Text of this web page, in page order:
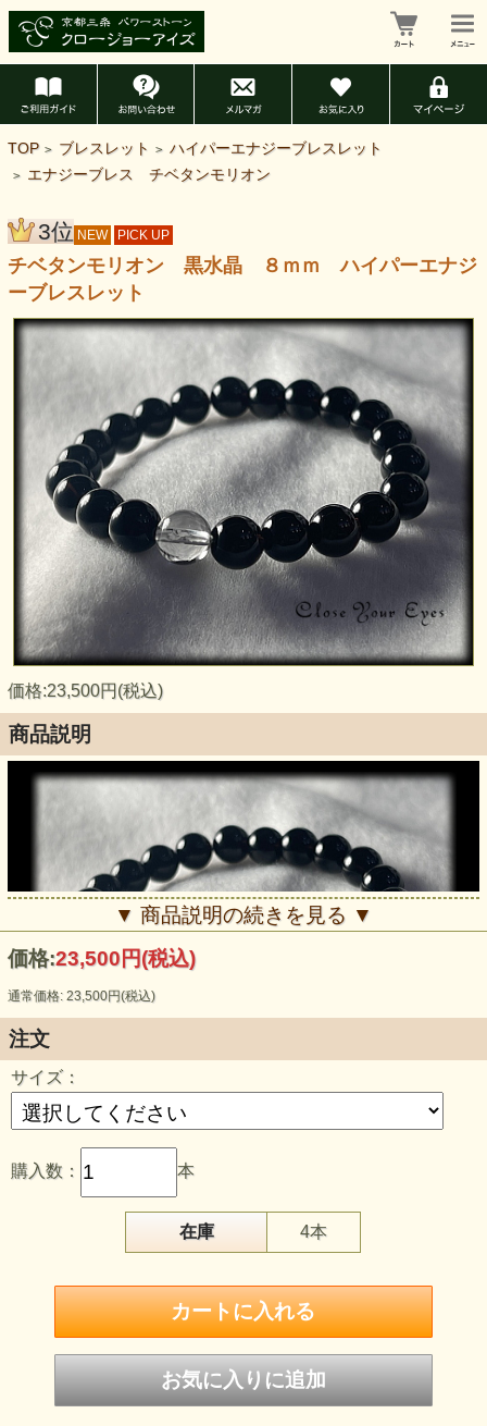
TOP > ブレスレット > ハイパーエナジーブレスレット
> エナジーブレス チベタンモリオン
3位 NEW PICK UP
チベタンモリオン 黒水晶 ８ｍｍ ハイパーエナジ
ーブレスレット
価格:23,500円(税込)
商品説明
keyword 「真実を生きる」
頭と身体をつなぐその間には首があり、
喉はその中心に位置します。
喉について 私たちはとても軽視している伏がありま
言いたいことが言えずに
ぐっと飲み込んだ経験は誰にもあります。
意味もなく咳が出るとき、私たちは何かに抵抗してい
るのです。
▼ 商品説明の続きを見る ▼
価格:23,500円(税込)
通常価格: 23,500円(税込)
注文
サイズ：
購入数： 本
在庫 4本